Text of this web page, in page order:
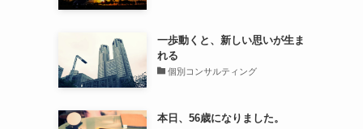
一歩動くと、新しい思いが生ま
れる
個別コンサルティング
本日、56歳になりました。